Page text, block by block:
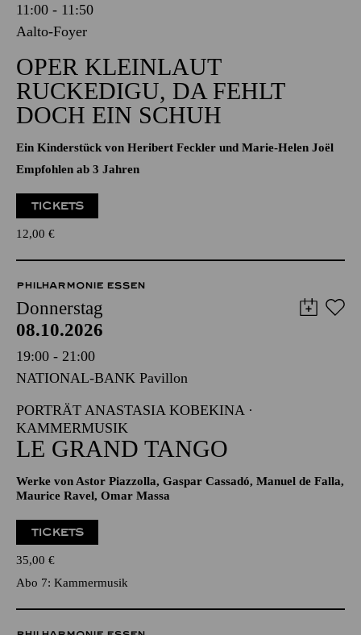
Donnerstag
08.10.2026
11:00 - 11:50
Aalto-Foyer
OPER KLEINLAUT
RUCKEDIGU, DA FEHLT
DOCH EIN SCHUH
Ein Kinderstück von Heribert Feckler und Marie-Helen Joël
Empfohlen ab 3 Jahren
12,00€
PHILHARMONIE ESSEN
Donnerstag
08.10.2026
19:00 - 21:00
NATIONAL-BANK Pavillon
PORTRÄT ANASTASIA KOBEKINA ·
KAMMERMUSIK
LE GRAND TANGO
Werke von Astor Piazzolla, Gaspar Cassadó, Manuel de Falla,
Maurice Ravel, Omar Massa
TICKETS
35,00€
Abo 7: Kammermusik